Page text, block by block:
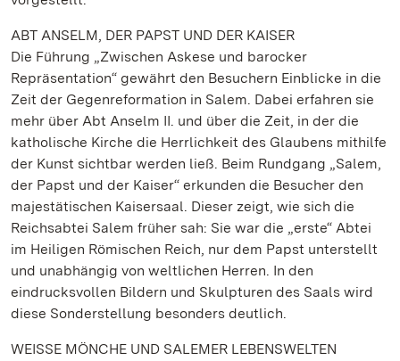
ABT ANSELM, DER PAPST UND DER KAISER
Die Führung „Zwischen Askese und barocker
Repräsentation“ gewährt den Besuchern Einblicke in die
Zeit der Gegenreformation in Salem. Dabei erfahren sie
mehr über Abt Anselm II. und über die Zeit, in der die
katholische Kirche die Herrlichkeit des Glaubens mithilfe
der Kunst sichtbar werden ließ. Beim Rundgang „Salem,
der Papst und der Kaiser“ erkunden die Besucher den
majestätischen Kaisersaal. Dieser zeigt, wie sich die
Reichsabtei Salem früher sah: Sie war die „erste“ Abtei
im Heiligen Römischen Reich, nur dem Papst unterstellt
und unabhängig von weltlichen Herren. In den
eindrucksvollen Bildern und Skulpturen des Saals wird
diese Sonderstellung besonders deutlich.
WEISSE MÖNCHE UND SALEMER LEBENSWELTEN